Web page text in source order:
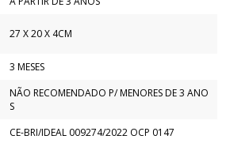
27 X 20 X 4CM
3 MESES
NÃO RECOMENDADO P/ MENORES DE 3 ANO
S
CE-BRI/IDEAL 009274/2022 OCP 0147